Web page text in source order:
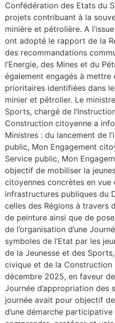
Confédération des Etats du
projets contribuant à la
minière et pétrolière. A
ont adopté le rapport de la
des recommandations
l’Energie, des Mines et du
également engagés à
prioritaires identifiées dans
minier et pétrolier. Le
Sports, chargé de
Construction citoyenne a
Ministres : du lancement de
public, Mon Engagement
Service public, Mon
objectif de mobiliser la
citoyennes concrètes en vue
infrastructures publiques du
celles des Régions à travers
de peinture ainsi que de
de l’organisation d’une
symboles de l’Etat par les
de la Jeunesse et des
civique et de la Construction
décembre 2025, en faveur
Journée d’appropriation des
journée avait pour objectif
d’une démarche